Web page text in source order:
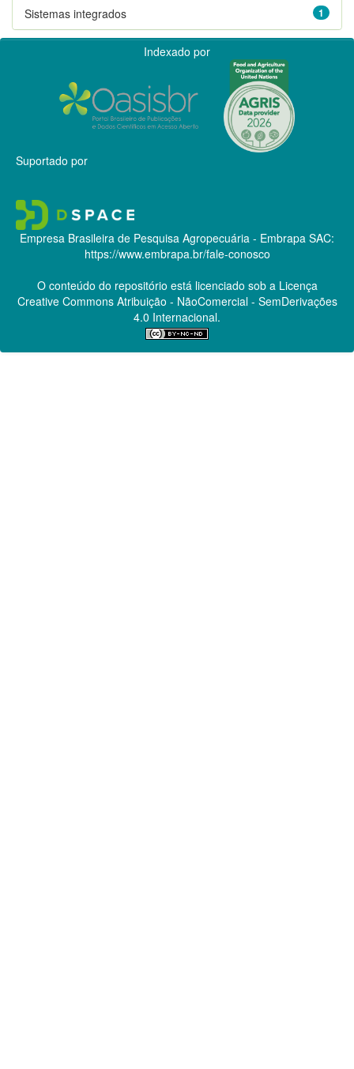
1
Sistemas integrados
Indexado por
Suportado por
Empresa Brasileira de Pesquisa Agropecuária - Embrapa SAC:
https://www.embrapa.br/fale-conosco
O conteúdo do repositório está licenciado sob a Licença
Creative CommonsAtribuição - NãoComercial - SemDerivações
4.0 Internacional.